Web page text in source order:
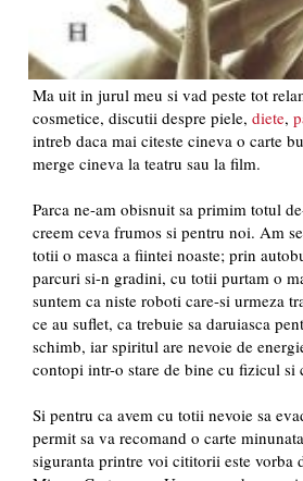
Ma uit in jurul meu si vad peste tot
cosmetice, discutii despre piele, diete,
intreb daca mai citeste cineva o carte
merge cineva la teatru sau la film.
Parca ne-am obisnuit sa primim totul
creem ceva frumos si pentru noi. Am
totii o masca a fiintei noaste; prin
parcuri si-n gradini, cu totii purtam o
suntem ca niste roboti care-si urmeza
ce au suflet, ca trebuie sa daruiasca
schimb, iar spiritul are nevoie de
contopi intr-o stare de bine cu fizicul si
Si pentru ca avem cu totii nevoie sa
permit sa va recomand o carte
siguranta printre voi cititorii este vorba